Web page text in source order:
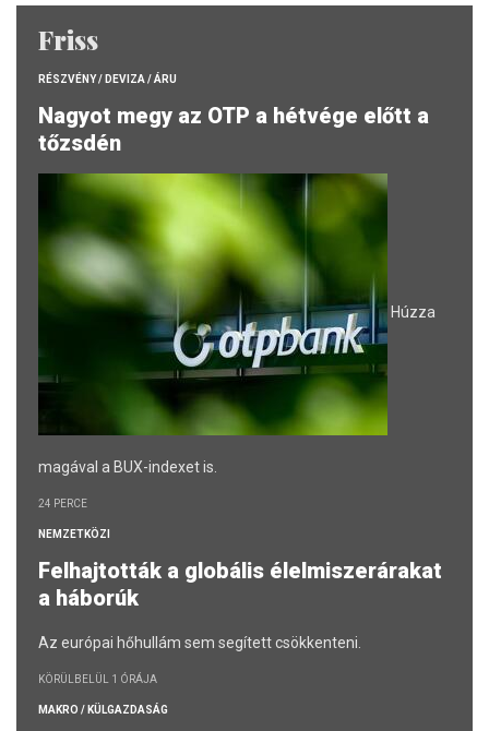
Friss
RÉSZVÉNY / DEVIZA / ÁRU
Nagyot megy az OTP a hétvége előtt a
tőzsdén
Húzza
magával a BUX-indexet is.
24 PERCE
NEMZETKÖZI
Felhajtották a globális élelmiszerárakat
a háborúk
Az európai hőhullám sem segített csökkenteni.
KÖRÜLBELÜL 1 ÓRÁJA
MAKRO / KÜLGAZDASÁG